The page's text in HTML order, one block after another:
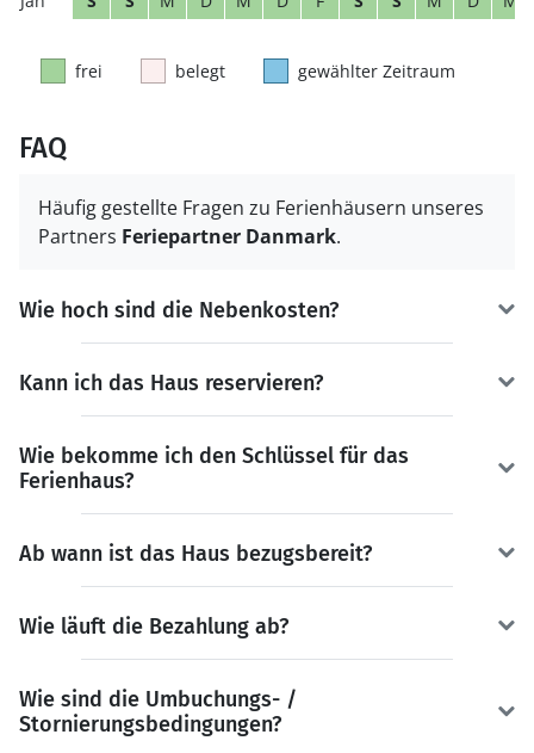
frei belegt gewählter Zeitraum
FAQ
Häufig gestellte Fragen zu Ferienhäusern unseres
Partners Feriepartner Danmark.
Wie hoch sind die Nebenkosten?
Kann ich das Haus reservieren?
Wie bekomme ich den Schlüssel für das
Ferienhaus?
Ab wann ist das Haus bezugsbereit?
Wie läuft die Bezahlung ab?
Wie sind die Umbuchungs- /
Stornierungsbedingungen?